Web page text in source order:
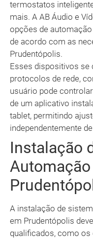
termostatos
mais. A AB Áudio e
opções de
de acordo com as
Prudentópolis.
Esses dispositivos se
protocolos de rede,
usuário pode
de um aplicativo
tablet, permitindo
independentemente
Instalação
A instalação de
em Prudentópolis
qualificados, como os